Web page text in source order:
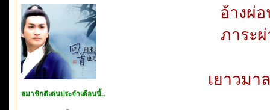
สมาชิกดีเด่นประจำเดือนนี้..
อ้างผ่
ภาระ
เยาวม